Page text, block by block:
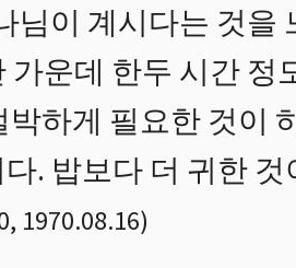
님이 계시다는 것을
가운데 한두 시간 정
하게 필요한 것이
. 밥보다 더 귀한
, 1970.08.16)